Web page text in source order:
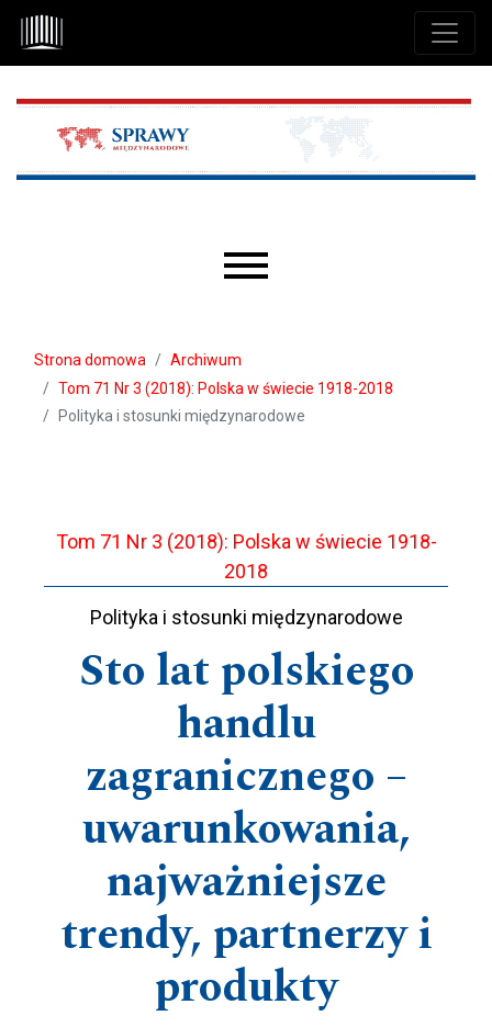
Przejdź do głównego menu
Przejdź do sekcji głównej
Przejdź do stopki
Strona domowa
Archiwum
Tom 71 Nr 3 (2018): Polska w świecie 1918-2018
Polityka i stosunki międzynarodowe
Tom 71 Nr 3 (2018): Polska w świecie 1918-
2018
Polityka i stosunki międzynarodowe
Sto lat polskiego
handlu
zagranicznego –
uwarunkowania,
najważniejsze
trendy, partnerzy i
produkty